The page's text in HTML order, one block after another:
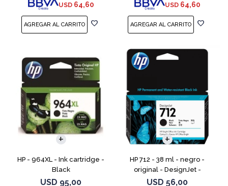
USD 64,60 USD 64,60
HP - 964XL - Ink cartridge -
Black
USD 95,00
HP 712 - 38 ml - negro -
original - DesignJet -
cartucho de tinta - para
USD 56,00